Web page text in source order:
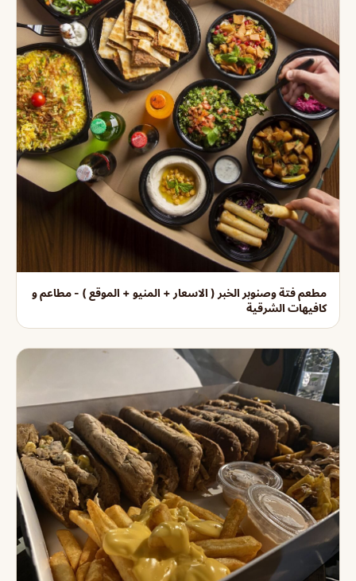
مطعم فتة وصنوبر الخبر ( الاسعار + المنيو + الموقع ) - مطاعم و
كافيهات الشرقية